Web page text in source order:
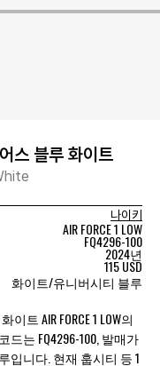
스 블루 화이트
나이키
AIR FORCE 1 LOW
FQ4296-100
2024년
115 USD
화이트/유니버시티 블루
트 AIR FORCE 1 LOW의
는 FQ4296-100, 발매가
입니다. 현재 훕시티 등 1